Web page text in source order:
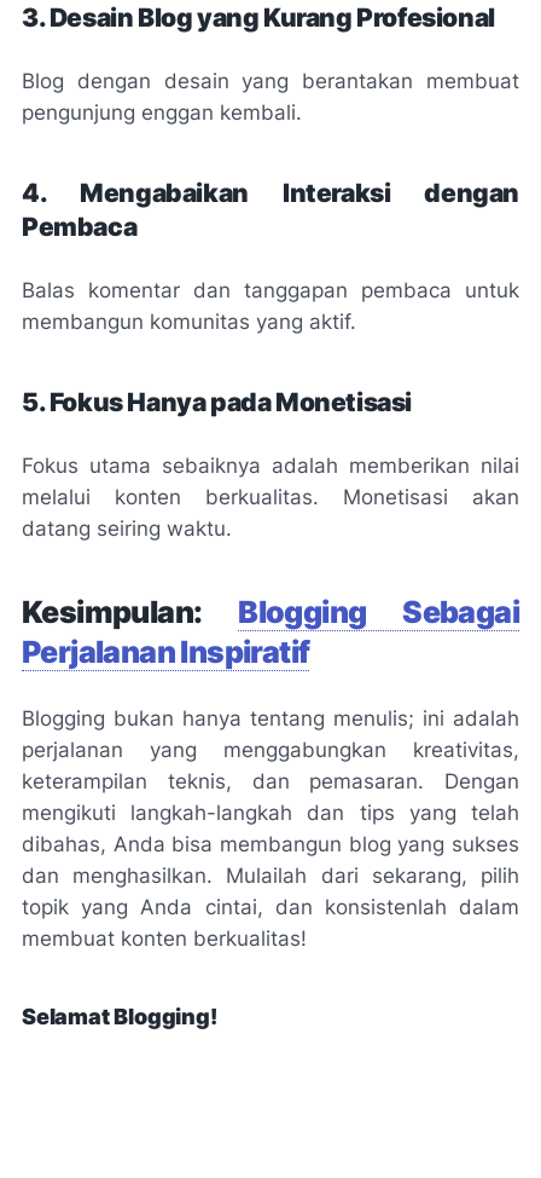
3. Desain Blog yang Kurang Profesional
Blog dengan desain yang berantakan membuat
pengunjung enggan kembali.
4. Mengabaikan Interaksi dengan
Pembaca
Balas komentar dan tanggapan pembaca untuk
membangun komunitas yang aktif.
5. Fokus Hanya pada Monetisasi
Fokus utama sebaiknya adalah memberikan nilai
melalui konten berkualitas. Monetisasi akan
datang seiring waktu.
Kesimpulan: Blogging Sebagai
Perjalanan Inspiratif
Blogging bukan hanya tentang menulis; ini adalah
perjalanan yang menggabungkan kreativitas,
keterampilan teknis, dan pemasaran. Dengan
mengikuti langkah-langkah dan tips yang telah
dibahas, Anda bisa membangun blog yang sukses
dan menghasilkan. Mulailah dari sekarang, pilih
topik yang Anda cintai, dan konsistenlah dalam
membuat konten berkualitas!
Selamat Blogging!